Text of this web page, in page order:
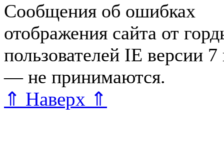
Сообщения об ошибках
отображения сайта от
пользователей IE версии
— не принимаются.
⇑ Наверх ⇑